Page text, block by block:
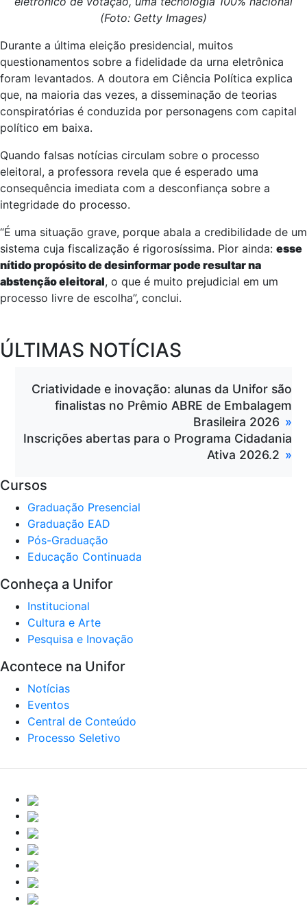
(Foto: Getty Images)
Durante a última eleição presidencial, muitos
questionamentos sobre a fidelidade da urna eletrônica
foram levantados. A doutora em Ciência Política explica
que, na maioria das vezes, a disseminação de teorias
conspiratórias é conduzida por personagens com capital
político em baixa.
Quando falsas notícias circulam sobre o processo
eleitoral, a professora revela que é esperado uma
consequência imediata com a desconfiança sobre a
integridade do processo.
“É uma situação grave, porque abala a credibilidade de um
sistema cuja fiscalização é rigorosíssima. Pior ainda: esse
nítido propósito de desinformar pode resultar na
abstenção eleitoral, o que é muito prejudicial em um
processo livre de escolha”, conclui.
ÚLTIMAS NOTÍCIAS
Criatividade e inovação: alunas da Unifor são
finalistas no Prêmio ABRE de Embalagem
Brasileira 2026
Inscrições abertas para o Programa Cidadania
Ativa 2026.2
Cursos
Graduação Presencial
Graduação EAD
Pós-Graduação
Educação Continuada
Conheça a Unifor
Institucional
Cultura e Arte
Pesquisa e Inovação
Acontece na Unifor
Notícias
Eventos
Central de Conteúdo
Processo Seletivo